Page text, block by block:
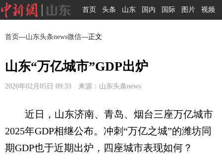
首页 头条 山东 国内 国际 图片 视频
首页—山东头条news微信—正文
山东“万亿城市”GDP出炉
2026年02月05日 09:33 来源：山东头条news
近日，山东济南、青岛、烟台三座万亿城市
2025年GDP相继公布。冲刺“万亿之城”的潍坊同
期GDP也于近期出炉，四座城市表现如何？